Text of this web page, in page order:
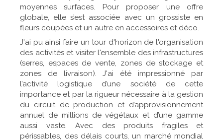
moyennes surfaces. Pour proposer une offre
globale, elle s’est associée avec un grossiste en
fleurs coupées et un autre en accessoires et déco.
J'ai pu ainsi faire un tour d'horizon de l'organisation
des activités et visiter l'ensemble des infrastructures
(serres, espaces de vente, zones de stockage et
zones de livraison). J'ai été impressionné par
l’activité logistique d’une société de cette
importance et par la rigueur nécessaire à la gestion
du circuit de production et d’approvisionnement
annuel de millions de végétaux et d’une gamme
aussi vaste. Avec des produits fragiles et
périssables, des délais courts, un marché mondial